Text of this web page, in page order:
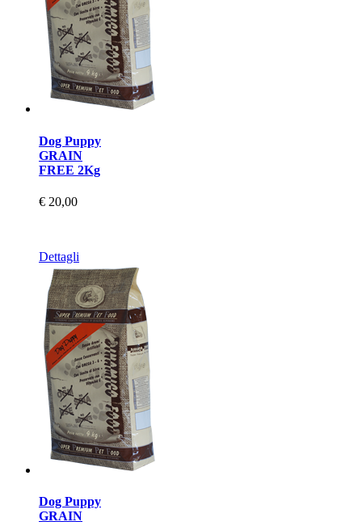
Dog Puppy
GRAIN
FREE 2Kg
€ 20,00
Dettagli
Dog Puppy
GRAIN